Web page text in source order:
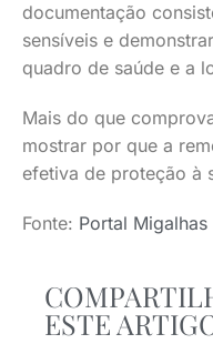
documentação
sensíveis e
quadro de saúde e a
Mais do que
mostrar por que a
efetiva de proteção à
Fonte: Portal Migalhas
ESTE